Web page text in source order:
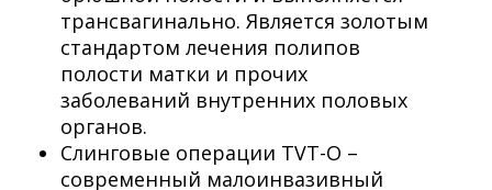
трансвагинально. Является золотым
стандартом лечения полипов
полости матки и прочих
заболеваний внутренних половых
органов.
Слинговые операции TVT-O –
современный малоинвазивный